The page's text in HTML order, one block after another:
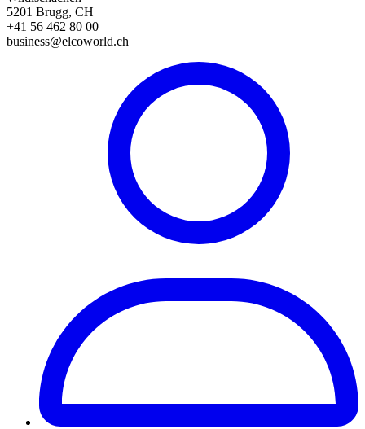
5201 Brugg, CH
+41 56 462 80 00
business@elcoworld.ch